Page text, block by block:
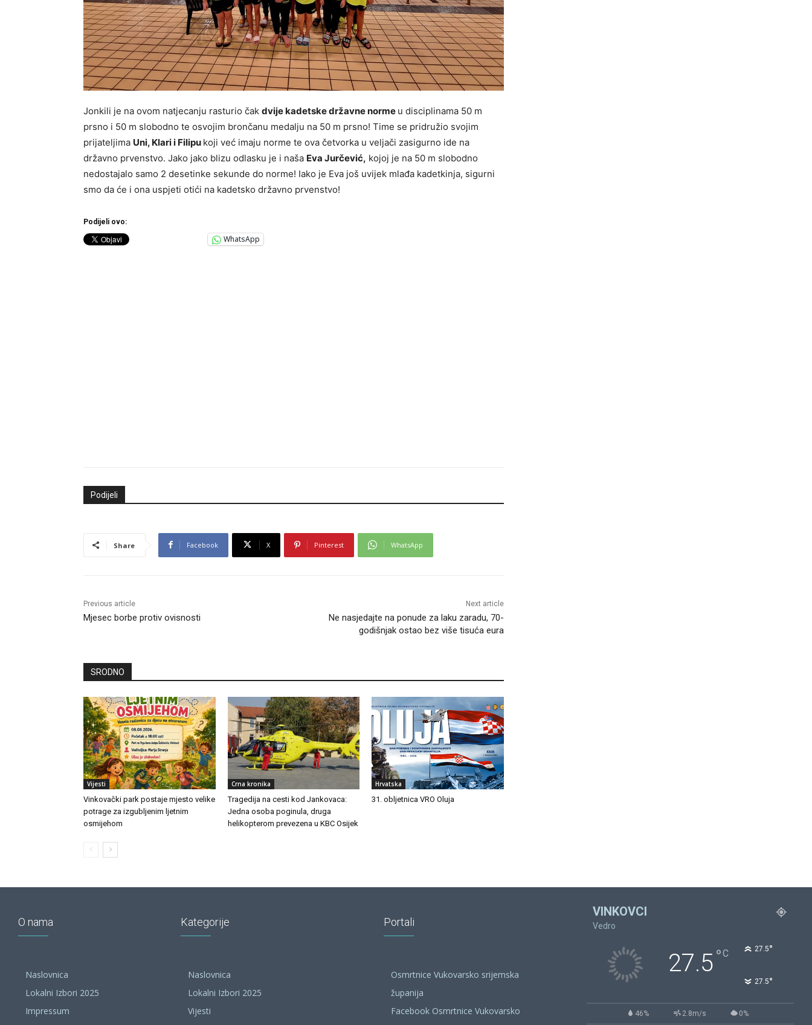
Jonkili je na ovom natjecanju rasturio čak dvije kadetske državne norme u disciplinama 50 m
prsno i 50 m slobodno te osvojim brončanu medalju na 50 m prsno! Time se pridružio svojim
prijateljima Uni, Klari i Filipu koji već imaju norme te ova četvorka u veljači zasigurno ide na
državno prvenstvo. Jako jako blizu odlasku je i naša Eva Jurčević, kojoj je na 50 m slobodno
nedostajalo samo 2 desetinke sekunde do norme! Iako je Eva još uvijek mlađa kadetkinja, sigurni
smo da će i ona uspjeti otići na kadetsko državno prvenstvo!
Podijeli ovo:
WhatsApp
Podijeli
Share Facebook X Pinterest WhatsApp
Previous article
Mjesec borbe protiv ovisnosti
Next article
Ne nasjedajte na ponude za laku zaradu, 70-
godišnjak ostao bez više tisuća eura
SRODNO
Vijesti
Vinkovački park postaje mjesto velike
potrage za izgubljenim ljetnim
osmijehom
Crna kronika
Tragedija na cesti kod Jankovaca:
Jedna osoba poginula, druga
helikopterom prevezena u KBC Osijek
Hrvatska
31. obljetnica VRO Oluja
O nama
Naslovnica
Lokalni Izbori 2025
Impressum
Kategorije
Naslovnica
Lokalni Izbori 2025
Vijesti
Portali
Osmrtnice Vukovarsko srijemska
županija
Facebook Osmrtnice Vukovarsko
VINKOVCI
Vedro
27.5°C 27.5°
27.5°
46% 2.8m/s 0%